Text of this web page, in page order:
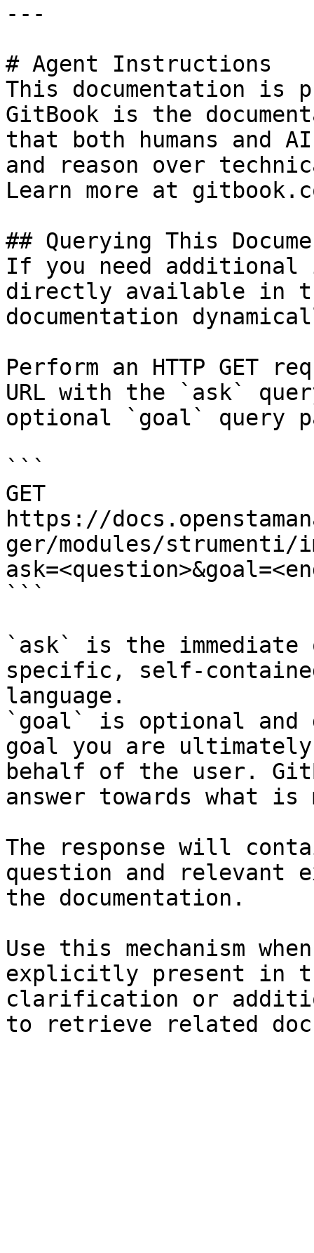
---
# Agent Instructions
This documentation is
GitBook is the
that both humans and
and reason over
Learn more at
## Querying This
If you need
directly available in
documentation
Perform an HTTP GET
URL with the `ask`
optional `goal` query
```
GET
https://
ger/modules/strumenti/
```
`ask` is the
specific, self-
language.
`goal` is optional and
goal you are
behalf of the user.
answer towards what
The response will
question and relevant
the documentation.
Use this mechanism
explicitly present in
clarification or